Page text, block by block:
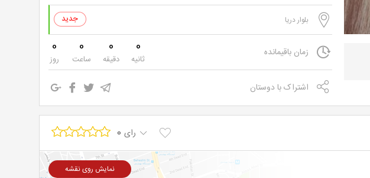
بلوار دریا
زمان باقیمانده 0
روز
0
ساعت
0
دقیقه
0
ثانیه
اشتراک با دوستان
رای 0
نمایش روی نقشه